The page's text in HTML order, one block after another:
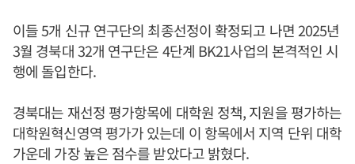
이들 5개 신규 연구단의 최종선정이 확정되고 나면 2025년
3월 경북대 32개 연구단은 4단계 BK21사업의 본격적인 시
행에 돌입한다.
경북대는 재선정 평가항목에 대학원 정책, 지원을 평가하는
대학원혁신영역 평가가 있는데 이 항목에서 지역 단위 대학
가운데 가장 높은 점수를 받았다고 밝혔다.